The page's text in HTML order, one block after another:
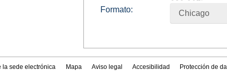
Formato:
Chicago
la sede electrónica Mapa Aviso legal Accesibilidad Protección de